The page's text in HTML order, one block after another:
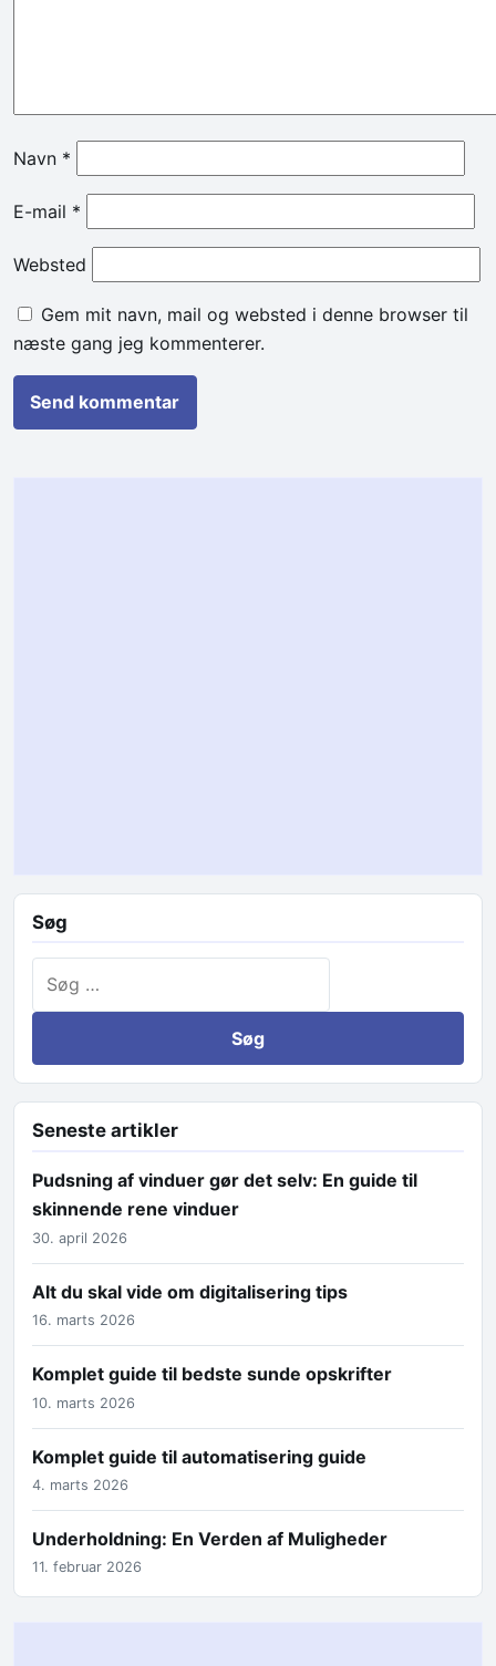
Navn *
E-mail *
Websted
Gem mit navn, mail og websted i denne browser til
næste gang jeg kommenterer.
Søg
Seneste artikler
Pudsning af vinduer gør det selv: En guide til
skinnende rene vinduer
30. april 2026
Alt du skal vide om digitalisering tips
16. marts 2026
Komplet guide til bedste sunde opskrifter
10. marts 2026
Komplet guide til automatisering guide
4. marts 2026
Underholdning: En Verden af Muligheder
11. februar 2026